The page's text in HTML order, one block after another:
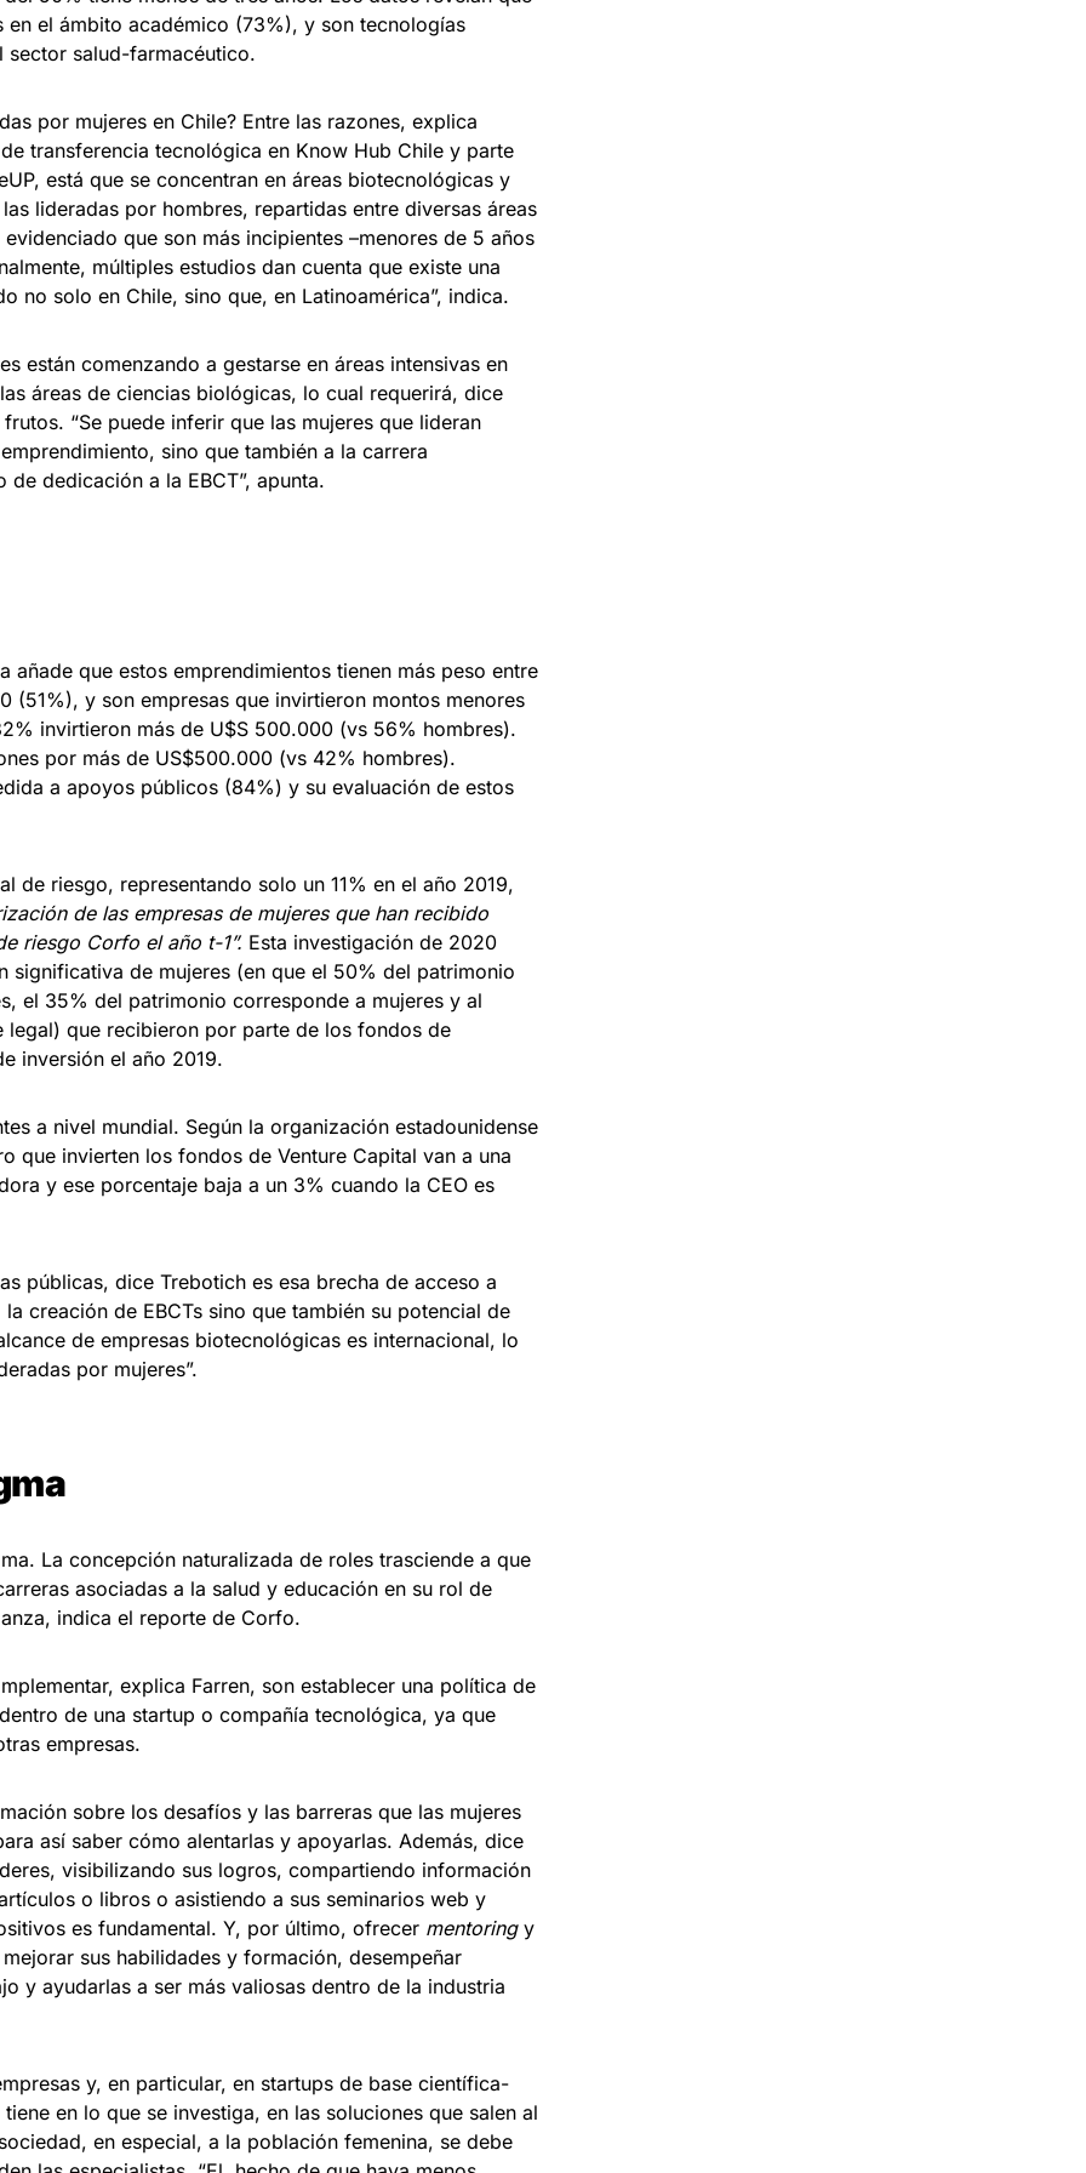
el ámbito académico (73%), y son tecnologías
salud-farmacéutico.
por mujeres en Chile? Entre las razones, explica
transferencia tecnológica en Know Hub Chile y parte
está que se concentran en áreas biotecnológicas y
lideradas por hombres, repartidas entre diversas áreas
que son más incipientes –menores de 5 años
múltiples estudios dan cuenta que existe una
no solo en Chile, sino que, en Latinoamérica”, indica.
están comenzando a gestarse en áreas intensivas en
áreas de ciencias biológicas, lo cual requerirá, dice
“Se puede inferir que las mujeres que lideran
sino que también a la carrera
dedicación a la EBCT”, apunta.
añade que estos emprendimientos tienen más peso entre
(51%), y son empresas que invirtieron montos menores
invirtieron más de U$S 500.000 (vs 56% hombres).
por más de US$500.000 (vs 42% hombres).
a apoyos públicos (84%) y su evaluación de estos
de riesgo, representando solo un 11% en el año 2019,
de las empresas de mujeres que han recibido
riesgo Corfo el año t-1”. Esta investigación de 2020
significativa de mujeres (en que el 50% del patrimonio
el 35% del patrimonio corresponde a mujeres y al
legal) que recibieron por parte de los fondos de
inversión el año 2019.
a nivel mundial. Según la organización estadounidense
que invierten los fondos de Venture Capital van a una
y ese porcentaje baja a un 3% cuando la CEO es
públicas, dice Trebotich es esa brecha de acceso a
creación de EBCTs sino que también su potencial de
de empresas biotecnológicas es internacional, lo
por mujeres”.
La concepción naturalizada de roles trasciende a que
asociadas a la salud y educación en su rol de
indica el reporte de Corfo.
explica Farren, son establecer una política de
de una startup o compañía tecnológica, ya que
empresas.
sobre los desafíos y las barreras que las mujeres
así saber cómo alentarlas y apoyarlas. Además, dice
visibilizando sus logros, compartiendo información
o libros o asistiendo a sus seminarios web y
es fundamental. Y, por último, ofrecer mentoringy
sus habilidades y formación, desempeñar
y ayudarlas a ser más valiosas dentro de la industria
y, en particular, en startups de base científica-
en lo que se investiga, en las soluciones que salen al
en especial, a la población femenina, se debe